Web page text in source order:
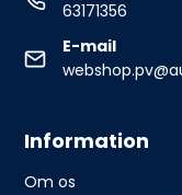
63171356
E-mail
Information
Om os